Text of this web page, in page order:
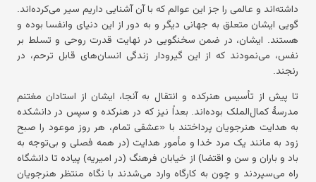
داشته‌اند و عالمی را جز این عوالم که با آن آشنایی داریم سیر می‌کرده‌اند.
گویی ایشان متعلق به جهانی دیگر و به دور از این دنیای وانفسا بوده و
هستند. ایشان، در ضمن سخنگویی در نهایت قدرت روحی و تسلط بر
نفس، می‌نمودند که از این گیرودار زندگی انسان‌های قابل ترحم، در
رنجند.
تا پیش از تأسیس هنرکده و انتقال به آنجا، ایشان از استادان مغتنم
مدرسهٔ کمال‌الملک بوده‌اند. بعداً نیز که در هنرکده و سپس در دانشکده
به هدایت هنرجویان پرداختند با «عشقی تمام، هر روز موعود را صبح
زود به مانند یک مرد خدا و مأمور هدایت (در همه فصلی و بی‌توجه به
باد و باران و سن و اقتضا) از خیابان فرهنگ (در امیریه) پیاده تا دانشگاه
راه می‌سپردند و چون به کارگاه وارد می‌شدند با نگاه منتظر هنرجویان